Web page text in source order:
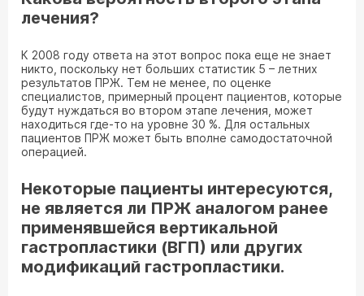
лечения?
К 2008 году ответа на этот вопрос пока еще не знает
никто, поскольку нет больших статистик 5 – летних
результатов ПРЖ. Тем не менее, по оценке
специалистов, примерный процент пациентов, которые
будут нуждаться во втором этапе лечения, может
находиться где-то на уровне 30 %. Для остальных
пациентов ПРЖ может быть вполне самодостаточной
операцией.
Некоторые пациенты интересуются,
не является ли ПРЖ аналогом ранее
применявшейся вертикальной
гастропластики (ВГП) или других
модификаций гастропластики.